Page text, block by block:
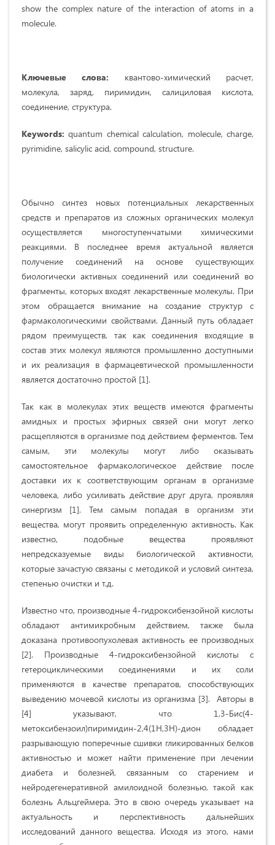
show the complex nature of the interaction of atoms in a
molecule.
Ключевые слова: квантово-химический расчет,
молекула, заряд, пиримидин, салициловая кислота,
соединение, структура.
Keywords:quantum chemical calculation, molecule, charge,
pyrimidine, salicylic acid, compound, structure.
Обычно синтез новых потенциальных лекарственных
средств и препаратов из сложных органических молекул
осуществляется многоступенчатыми химическими
реакциями. В последнее время актуальной является
получение соединений на основе существующих
биологически активных соединений или соединений во
фрагменты, которых входят лекарственные молекулы. При
этом обращается внимание на создание структур с
фармакологическими свойствами. Данный путь обладает
рядом преимуществ, так как соединения входящие в
состав этих молекул являются промышленно доступными
и их реализация в фармацевтической промышленности
является достаточно простой [1].
Так как в молекулах этих веществ имеются фрагменты
амидных и простых эфирных связей они могут легко
расщепляются в организме под действием ферментов. Тем
самым, эти молекулы могут либо оказывать
самостоятельное фармакологическое действие после
доставки их к соответствующим органам в организме
человека, либо усиливать действие друг друга, проявляя
синергизм [1]. Тем самым попадая в организм эти
вещества, могут проявить определенную активность. Как
известно, подобные вещества проявляют
непредсказуемые виды биологической активности,
которые зачастую связаны с методикой и условий синтеза,
степенью очистки и т.д.
Известно что, производные 4-гидроксибензойной кислоты
обладают антимикробным действием, также была
доказана противоопухолевая активность ее производных
[2]. Производные 4-гидроксибензойной кислоты с
гетероциклическими соединениями и их соли
применяются в качестве препаратов, способствующих
выведению мочевой кислоты из организма [3]. Авторы в
[4] указывают, что 1,3-Бис(4-
метоксибензоил)пиримидин-2,4(1Н,3Н)-дион обладает
разрывающую поперечные сшивки гликированных белков
активностью и может найти применение при лечении
диабета и болезней, связанным со старением и
нейродегенеративной амилоидной болезнью, такой как
болезнь Альцгеймера. Это в свою очередь указывает на
актуальность и перспективность дальнейших
исследований данного вещества. Исходя из этого, нами